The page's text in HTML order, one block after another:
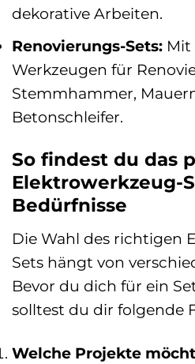
dekorative Arbeiten.
Renovierungs-Sets: Mit
Werkzeugen für
Stemmhammer,
Betonschleifer.
So findest du das
Elektrowerkzeug-
Bedürfnisse
Die Wahl des richtigen
Sets hängt von
Bevor du dich für ein
solltest du dir folgende
Welche Projekte